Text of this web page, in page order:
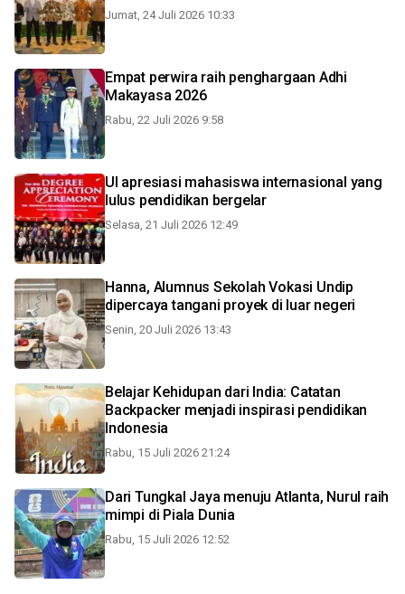
Jumat, 24 Juli 2026 10:33
Empat perwira raih penghargaan Adhi
Makayasa 2026
Rabu, 22 Juli 2026 9:58
UI apresiasi mahasiswa internasional yang
lulus pendidikan bergelar
Selasa, 21 Juli 2026 12:49
Hanna, Alumnus Sekolah Vokasi Undip
dipercaya tangani proyek di luar negeri
Senin, 20 Juli 2026 13:43
Belajar Kehidupan dari India: Catatan
Backpacker menjadi inspirasi pendidikan
Indonesia
Rabu, 15 Juli 2026 21:24
Dari Tungkal Jaya menuju Atlanta, Nurul raih
mimpi di Piala Dunia
Rabu, 15 Juli 2026 12:52